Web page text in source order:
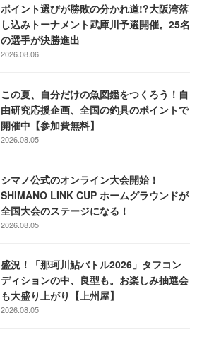
ポイント選びが勝敗の分かれ道!?大阪湾落
し込みトーナメント武庫川予選開催。25名
の選手が決勝進出
2026.08.06
この夏、自分だけの魚図鑑をつくろう！自
由研究応援企画、全国の釣具のポイントで
開催中【参加費無料】
2026.08.05
シマノ公式のオンライン大会開始！
SHIMANO LINK CUP ホームグラウンドが
全国大会のステージになる！
2026.08.05
盛況！「那珂川鮎バトル2026」タフコン
ディションの中、良型も。お楽しみ抽選会
も大盛り上がり【上州屋】
2026.08.05